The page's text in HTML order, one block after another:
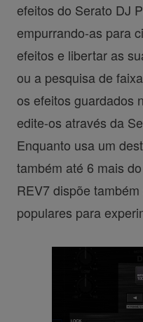
efeitos do Serato DJ
empurrando-as para
efeitos e libertar as
ou a pesquisa de
os efeitos guardados
edite-os através da
Enquanto usa um
também até 6 mais
REV7 dispõe
populares para